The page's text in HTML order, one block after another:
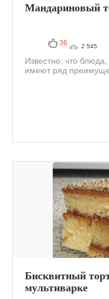
Мандариновый
36 2 545
Известно, что блюда,
имеют ряд
Бисквитный
мультиварке